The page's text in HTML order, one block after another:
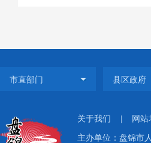
关于我们 网站
主办单位：盘锦